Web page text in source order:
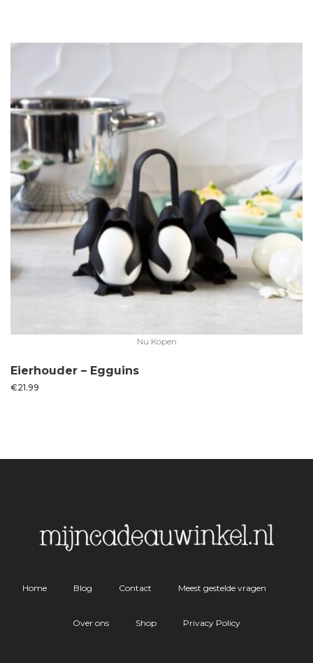
Nu Kopen
Eierhouder – Egguins
€21.99
Home Blog Contact Meest gestelde vragen
Over ons Shop Privacy Policy